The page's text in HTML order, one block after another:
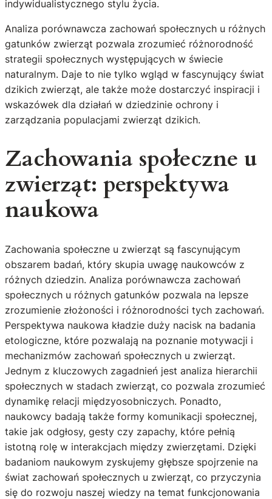
indywidualistycznego stylu życia.
Analiza porównawcza zachowań społecznych u różnych
gatunków zwierząt pozwala zrozumieć różnorodność
strategii społecznych występujących w świecie
naturalnym. Daje to nie tylko wgląd w fascynujący świat
dzikich zwierząt, ale także może dostarczyć inspiracji i
wskazówek dla działań w dziedzinie ochrony i
zarządzania populacjami zwierząt dzikich.
Zachowania społeczne u
zwierząt: perspektywa
naukowa
Zachowania społeczne u zwierząt są fascynującym
obszarem badań, który skupia uwagę naukowców z
różnych dziedzin. Analiza porównawcza zachowań
społecznych u różnych gatunków pozwala na lepsze
zrozumienie złożoności i różnorodności tych zachowań.
Perspektywa naukowa kładzie duży nacisk na badania
etologiczne, które pozwalają na poznanie motywacji i
mechanizmów zachowań społecznych u zwierząt.
Jednym z kluczowych zagadnień jest analiza hierarchii
społecznych w stadach zwierząt, co pozwala zrozumieć
dynamikę relacji międzyosobniczych. Ponadto,
naukowcy badają także formy komunikacji społecznej,
takie jak odgłosy, gesty czy zapachy, które pełnią
istotną rolę w interakcjach między zwierzętami. Dzięki
badaniom naukowym zyskujemy głębsze spojrzenie na
świat zachowań społecznych u zwierząt, co przyczynia
się do rozwoju naszej wiedzy na temat funkcjonowania